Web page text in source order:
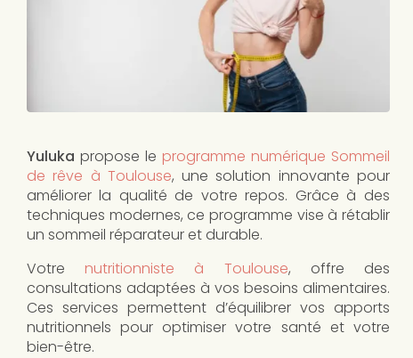
Yuluka propose le programme numérique Sommeil
de rêve à Toulouse, une solution innovante pour
améliorer la qualité de votre repos. Grâce à des
techniques modernes, ce programme vise à rétablir
un sommeil réparateur et durable.
Votre nutritionniste à Toulouse, offre des
consultations adaptées à vos besoins alimentaires.
Ces services permettent d’équilibrer vos apports
nutritionnels pour optimiser votre santé et votre
bien-être.